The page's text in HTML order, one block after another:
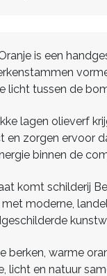
is een
licht tussen de
lagen olieverf
en zorgen ervoor
binnen de
komt schilderij
moderne,
berken, warme
licht en natuur